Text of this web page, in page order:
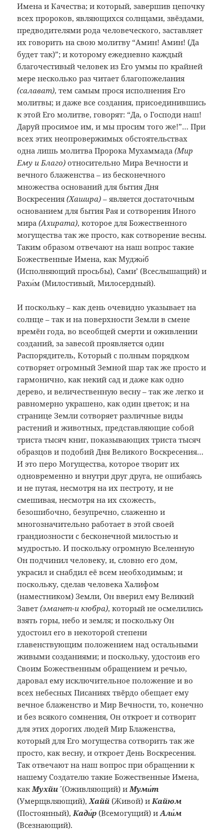
Имена и Качества; и который, завершив цепочку
всех пророков, являющихся солнцами, звёздами,
предводителями рода человеческого, заставляет
их говорить на свою молитву “Амин! Амин! (Да
будет так)”; и которому ежедневно каждый
благочестивый человек из Его уммы по крайней
мере несколько раз читает благопожелания
(салават), тем самым прося исполнения Его
молитвы; и даже все создания, присоединившись
к этой Его молитве, говорят: “Да, о Господи наш!
Даруй просимое им, и мы просим того же!”… При
всех этих неопровержимых обстоятельствах
одна лишь молитва Пророка Мухаммада(Мир
Ему и Благо) относительно Мира Вечности и
вечного блаженства – из бесконечного
множества оснований для бытия Дня
Воскресения(Хашира) – является достаточным
основанием для бытия Рая и сотворения Иного
мира(Ахирата), которое для Божественного
могущества так же просто, как сотворение весны.
Таким образом отвечают на наш вопрос такие
Божественные Имена, как Муджи́б
(Исполняющий просьбы), Сами’ (Всеслышащий) и
Рахи́м (Милостивый, Милосердный).
И поскольку – как день очевидно указывает на
солнце – так и на поверхности Земли в смене
времён года, во всеобщей смерти и оживлении
созданий, за завесой проявляется один
Распорядитель, Который с полным порядком
сотворяет огромный Земной шар так же просто и
гармонично, как некий сад и даже как одно
дерево, и величественную весну – так же легко и
равномерно украшено, как один цветок; и на
странице Земли сотворяет различные виды
растений и животных, представляющие собой
триста тысяч книг, показывающих триста тысяч
образцов и подобий Дня Великого Воскресения…
И это перо Могущества, которое творит их
одновременно и внутри друг друга, не ошибаясь
и не путая, несмотря на их пестроту, и не
смешивая, несмотря на их схожесть,
безошибочно, безупречно, слаженно и
многозначительно работает в этой своей
грандиозности с бесконечной милостью и
мудростью. И поскольку огромную Вселенную
Он подчинил человеку, и, словно его дом,
украсил и снабдил её всем необходимым; и
поскольку, сделав человека Халифом
(наместником) Земли, Он вверил ему Великий
Завет(эманет-и кюбра), который не осмелились
взять горы, небо и земля; и поскольку Он
удостоил его в некоторой степени
главенствующим положением над остальными
живыми созданиями; и поскольку, удостоив его
Своим Божественным обращением и речью,
даровал ему исключительное положение и во
всех небесных Писаниях твёрдо обещает ему
вечное блаженство и Мир Вечности, то, конечно
и без всякого сомнения, Он откроет и сотворит
для этих дорогих людей Мир Блаженства,
который для Его могущества сотворить так же
просто, как весну, и откроет День Воскресения.
Так отвечают на наш вопрос при обращении к
нашему Создателю такие Божественные Имена,
какМухйи´(Оживляющий) иМуми́т
(Умерщвляющий),Хайй (Живой) иКайюм
(Постоянный),Кaди́р(Всемогущий) иАли́м
(Всезнающий).